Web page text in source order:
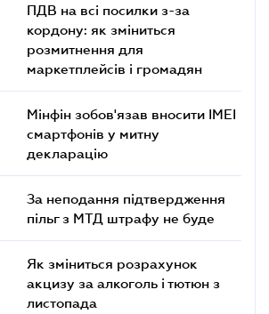
ПДВ на всі посилки з-за
кордону: як зміниться
розмитнення для
маркетплейсів і громадян
Мінфін зобов'язав вносити IMEI
смартфонів у митну
декларацію
За неподання підтвердження
пільг з МТД штрафу не буде
Як зміниться розрахунок
акцизу за алкоголь і тютюн з
листопада